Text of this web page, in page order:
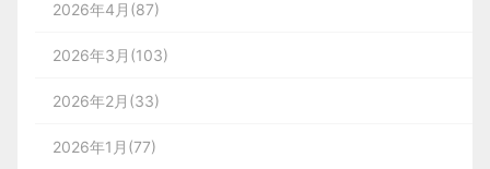
2026年4月(87)
2026年3月(103)
2026年2月(33)
2026年1月(77)